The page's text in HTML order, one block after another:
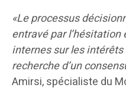
«Le processus
entravé par
internes sur les intérêts
recherche d’un
Amirsi, spécialiste du